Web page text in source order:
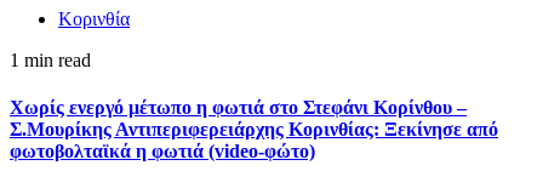
Κορινθία
1 min read
Χωρίς ενεργό μέτωπο η φωτιά στο Στεφάνι Κορίνθου –
Σ.Μουρίκης Αντιπεριφερειάρχης Κορινθίας: Ξεκίνησε από
φωτοβολταϊκά η φωτιά (video-φώτο)